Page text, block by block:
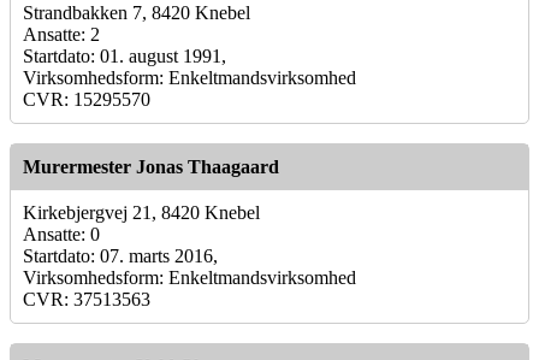
Strandbakken 7, 8420 Knebel
Ansatte: 2
Startdato: 01. august 1991,
Virksomhedsform: Enkeltmandsvirksomhed
CVR: 15295570
Murermester Jonas Thaagaard
Kirkebjergvej 21, 8420 Knebel
Ansatte: 0
Startdato: 07. marts 2016,
Virksomhedsform: Enkeltmandsvirksomhed
CVR: 37513563